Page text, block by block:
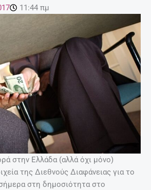
11:44 πμ
στην Ελλάδα (αλλά όχι μόνο)
της Διεθνούς Διαφάνειας για το
στη δημοσιότητα στο